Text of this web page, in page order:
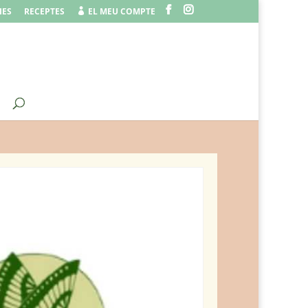
RECEPTES  EL MEU COMPTE